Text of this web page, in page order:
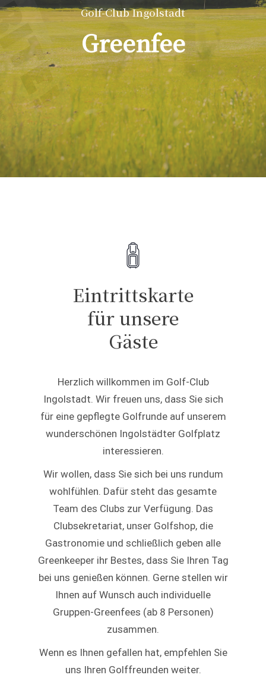
Golf-Club Ingolstadt
Greenfee
Eintrittskarte
für unsere
Gäste
Herzlich willkommen im Golf-Club
Ingolstadt. Wir freuen uns, dass Sie sich
für eine gepflegte Golfrunde auf unserem
wunderschönen Ingolstädter Golfplatz
interessieren.
Wir wollen, dass Sie sich bei uns rundum
wohlfühlen. Dafür steht das gesamte
Team des Clubs zur Verfügung. Das
Clubsekretariat, unser Golfshop, die
Gastronomie und schließlich geben alle
Greenkeeper ihr Bestes, dass Sie Ihren Tag
bei uns genießen können. Gerne stellen wir
Ihnen auf Wunsch auch individuelle
Gruppen-Greenfees (ab 8 Personen)
zusammen.
Wenn es Ihnen gefallen hat, empfehlen Sie
uns Ihren Golffreunden weiter.